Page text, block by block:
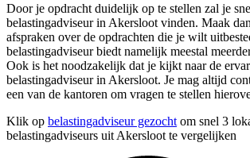
Door je opdracht duidelijk op te stellen zal je
belastingadviseur in Akersloot vinden. Maak
afspraken over de opdrachten die je wilt
belastingadviseur biedt namelijk meestal
Ook is het noodzakelijk dat je kijkt naar de
belastingadviseur in Akersloot. Je mag altijd
een van de kantoren om vragen te stellen
Klik op belastingadviseur gezocht om snel 3
belastingadviseurs uit Akersloot te vergelijken